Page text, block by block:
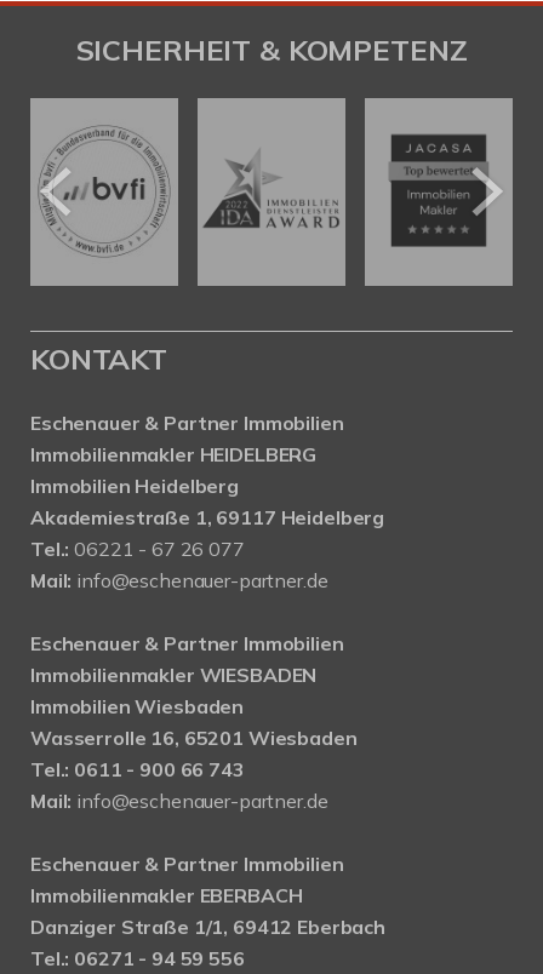
SICHERHEIT & KOMPETENZ
KONTAKT
Eschenauer & Partner Immobilien
Immobilienmakler HEIDELBERG
Immobilien Heidelberg
Akademiestraße 1, 69117 Heidelberg
Tel.:06221 - 67 26 077
Mail: info@eschenauer-partner.de
Eschenauer & Partner Immobilien
Immobilienmakler WIESBADEN
Immobilien Wiesbaden
Wasserrolle 16, 65201 Wiesbaden
Tel.: 0611 - 900 66 743
Mail: info@eschenauer-partner.de
Eschenauer & Partner Immobilien
Immobilienmakler EBERBACH
Danziger Straße 1/1, 69412 Eberbach
Tel.: 06271 - 94 59 556